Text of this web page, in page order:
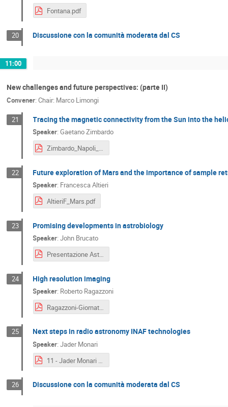
Fontana.pdf
20 Discussione con la comunità moderata dal CS
11:00
New challenges and future perspectives: (parte II)
Convener: Chair: Marco Limongi
21 Tracing the magnetic connectivity from the Sun into the
Speaker:Gaetano Zimbardo
Zimbardo_Napoli_2023.pdf
22 Future exploration of Mars and the importance of sample
Speaker: Francesca Altieri
AltieriF_Mars.pdf
23 Promising developments in astrobiology
Speaker:John Brucato
Presentazione Astrobiologia.pdf
24 High resolution imaging
Speaker: Roberto Ragazzoni
Ragazzoni-GiornateINAF-2023-Fix_compressed.pdf
25 Next steps in radio astronomy INAF technologies
Speaker:Jader Monari
26 Discussione con la comunità moderata dal CS